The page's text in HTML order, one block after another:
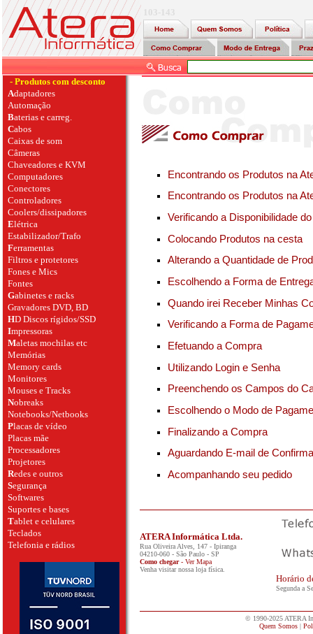
- Produtos com desconto
Adaptadores
Automação
Baterias e carreg.
Cabos
Caixas de som
Câmeras
Chaveadores e KVM
Computadores
Conectores
Controladores
Coolers/dissipadores
Elétrica
Estabilizador/Trafo
Ferramentas
Filtros e protetores
Fones e Mics
Fontes
Gabinetes e racks
Gravadores DVD, BD
HD Discos rígidos/SSD
Impressoras
Maletas mochilas etc
Memórias
Memory cards
Monitores
Mouses e Tracks
Nobreaks
Notebooks/Netbooks
Placas de vídeo
Placas mãe
Processadores
Projetores
Redes e outros
Segurança
Softwares
Suportes e bases
Tablet e celulares
Teclados
Telefonia e rádios
Encontrando os Produtos na
Encontrando os Produtos na
Verificando a Disponibilidade
Colocando Produtos na cesta
Alterando a Quantidade de
Escolhendo a Forma de
Quando irei Receber Minhas
Verificando a Forma de
Efetuando a Compra
Utilizando Login e Senha
Preenchendo os Campos do
Escolhendo o Modo de
Finalizando a Compra
Aguardando E-mail de
Acompanhando seu pedido
ATERA Informática Ltda.
Rua Oliveira Alves, 147 - Ipiranga
04210-060 - São Paulo - SP
Como chegar- Ver Mapa
Venha visitar nossa loja física.
Horário
Segunda a
© 1990-2025 ATERA
Quem Somos|